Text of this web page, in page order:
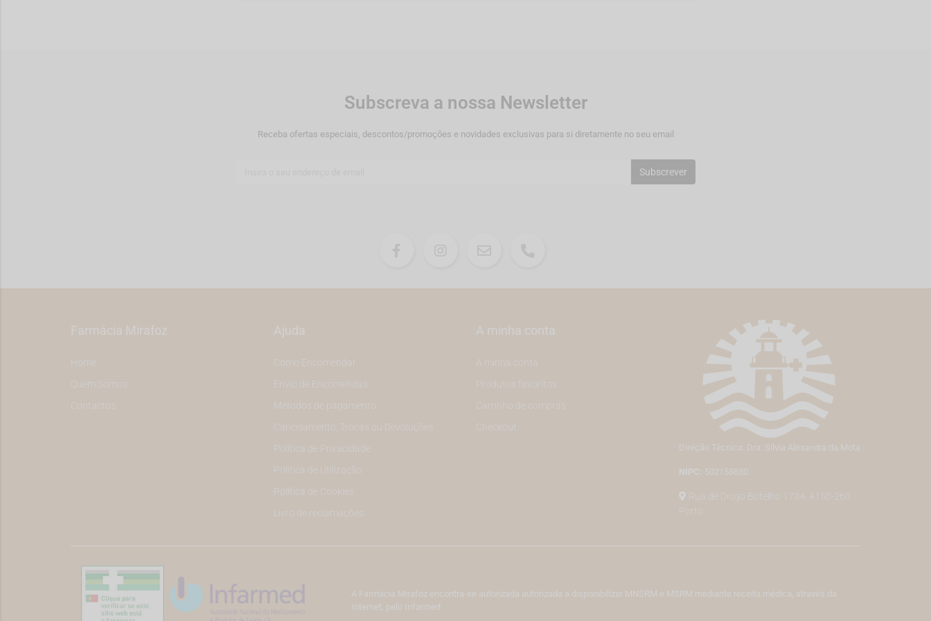
Subscreva a nossa Newsletter
Receba ofertas especiais, descontos/promoções e novidades exclusivas para si diretamente no seu email
Subscrever
Farmácia Mirafoz
Home
Quem Somos
Contactos
Ajuda
Como Encomendar
Envio de Encomendas
Métodos de pagamento
Cancelamento, Trocas ou Devoluções
Política de Privacidade
Política de Utilização
Política de Cookies
Livro de reclamações
A minha conta
A minha conta
Produtos favoritos
Carrinho de compras
Checkout
Direção Técnica: Dra. Sílvia Alexandra da Mota
NIPC: 502153830
Rua de Diogo Botelho 1734, 4150-260
Porto
A Farmácia Mirafoz encontra-se autorizada autorizada a disponibilizar MNSRM e MSRM mediante receita médica, através da
Internet, pelo Infarmed